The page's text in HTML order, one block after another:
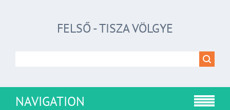
FELSŐ - TISZA VÖLGYE
NAVIGATION